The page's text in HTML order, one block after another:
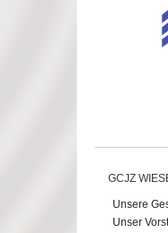
GCJZ
Unsere
Unser